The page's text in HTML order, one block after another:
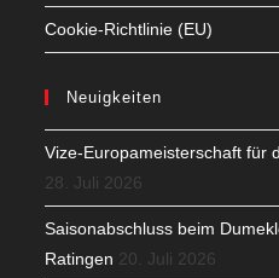
Cookie-Richtlinie (EU)
Neuigkeiten
Vize-Europameisterschaft für
28. Juli 2026
Saisonabschluss beim
Ratingen 20. Juli 2026